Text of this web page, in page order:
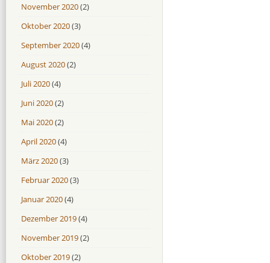
November 2020(2)
Oktober 2020(3)
September 2020(4)
August 2020(2)
Juli 2020(4)
Juni 2020(2)
Mai 2020(2)
April 2020(4)
März 2020(3)
Februar 2020(3)
Januar 2020(4)
Dezember 2019(4)
November 2019(2)
Oktober 2019(2)